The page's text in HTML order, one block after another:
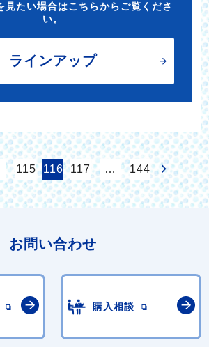
見たい場合はこちらからご覧くださ
い。
ラインアップ
115 116 117 … 144
お問い合わせ
購入相談